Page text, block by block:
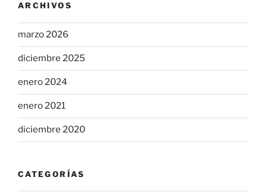
ARCHIVOS
marzo 2026
diciembre 2025
enero 2024
enero 2021
diciembre 2020
CATEGORÍAS